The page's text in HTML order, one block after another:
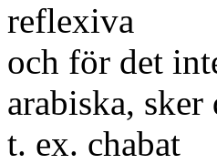
reflexiva
och för det
arabiska,
t. ex. chabat